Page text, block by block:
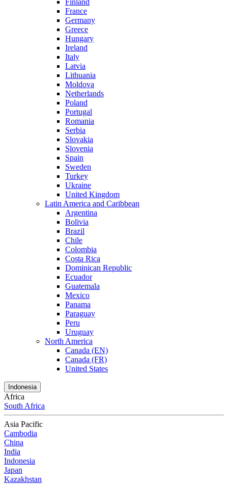
Finland
France
Germany
Greece
Hungary
Ireland
Italy
Latvia
Lithuania
Moldova
Netherlands
Poland
Portugal
Romania
Serbia
Slovakia
Slovenia
Spain
Sweden
Turkey
Ukraine
United Kingdom
Latin America and Caribbean
Argentina
Bolivia
Brazil
Chile
Colombia
Costa Rica
Dominican Republic
Ecuador
Guatemala
Mexico
Panama
Paraguay
Peru
Uruguay
North America
Canada (EN)
Canada (FR)
United States
Indonesia
Africa
South Africa
Asia Pacific
Cambodia
China
India
Indonesia
Japan
Kazakhstan